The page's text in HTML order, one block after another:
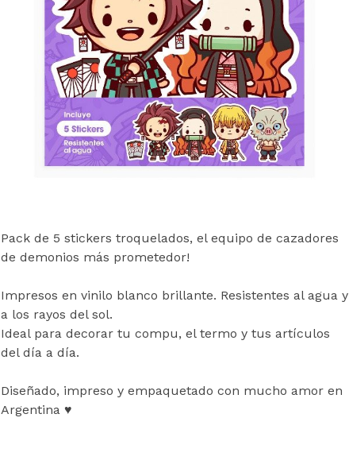
Pack de 5 stickers troquelados, el equipo de cazadores
de demonios más prometedor!
Impresos en vinilo blanco brillante. Resistentes al agua y
a los rayos del sol.
Ideal para decorar tu compu, el termo y tus artículos
del día a día.
Diseñado, impreso y empaquetado con mucho amor en
Argentina ♥